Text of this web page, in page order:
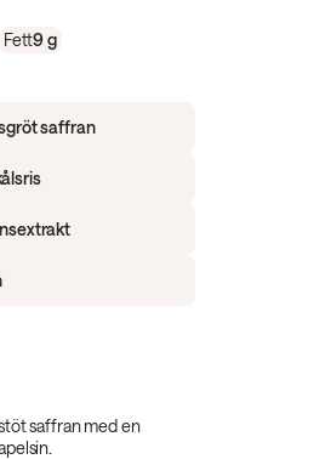
Fett9 g
saffran
saffran med en